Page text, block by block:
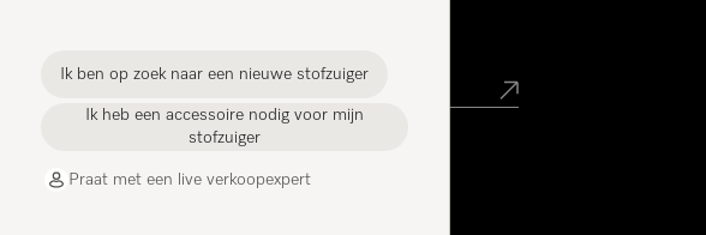
Ik ben op zoek naar een nieuwe stofzuiger
Ik heb een accessoire nodig voor mijn
stofzuiger
Praat met een live verkoopexpert
Miele Experience Centers